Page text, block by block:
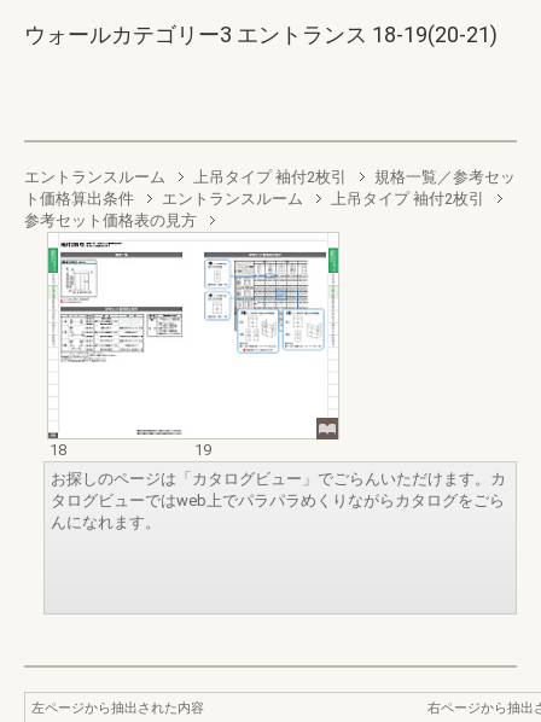
ウォールカテゴリー3 エントランス 18-19(20-21)
エントランスルーム 上吊タイプ 袖付2枚引
規格一覧／参考セッ
ト価格算出条件
エントランスルーム
上吊タイプ 袖付2枚引
参考セット価格表の見方
18
19
お探しのページは「カタログビュー」でごらんいただけます。カ
タログビューではweb上でパラパラめくりながらカタログをごら
んになれます。
左ページから抽出された内容
右ページから抽出